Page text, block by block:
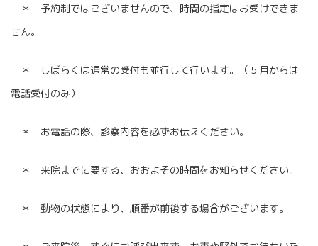
＊ 予約制ではございませんので、時間の指定はお受けできま
せん。
＊ しばらくは通常の受付も並行して行います。（５月からは
電話受付のみ）
＊ お電話の際、診察内容を必ずお伝えください。
＊ 来院までに要する、おおよその時間をお知らせください。
＊ 動物の状態により、順番が前後する場合がございます。